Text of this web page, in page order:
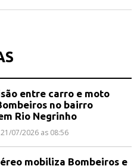
entre carro e moto
no bairro
Rio Negrinho
07/2026 as 08:56
mobiliza Bombeiros e